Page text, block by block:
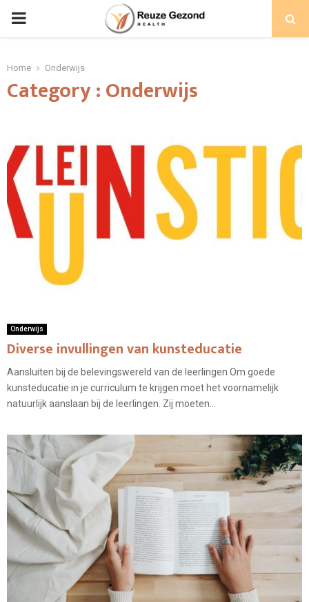
PRIMARY
Home Onderwijs
Category : Onderwijs
Onderwijs
Diverse invullingen van kunsteducatie
Aansluiten bij de belevingswereld van de leerlingen Om goede
kunsteducatie in je curriculum te krijgen moet het voornamelijk
natuurlijk aanslaan bij de leerlingen. Zij moeten...